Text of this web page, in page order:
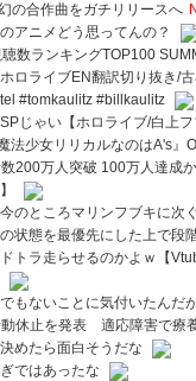
の合作曲をガチリリースへ
アニメどう思ってんの？
数ランキングTOP100
ロライブEN翻訳切り抜き/
#tomkaulitz #billkaulitz
じゃい【ホロライブ/白上
法少女リリカルなのはA's』
200万人突破 100万人達成
のところマリンフブキに
状態を最優先にした上で段
トラ走らせるのかよｗ【
もないことに気付いたんだ
動休止を発表 適応障害で療
めたら面白そうだな
ではあったな